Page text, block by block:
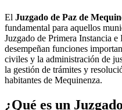
El Juzgado de Paz de
fundamental para aquellos
Juzgado de Primera Instancia
desempeñan funciones
civiles y la administración de
la gestión de trámites y
habitantes de Mequinenza.
¿Qué es un